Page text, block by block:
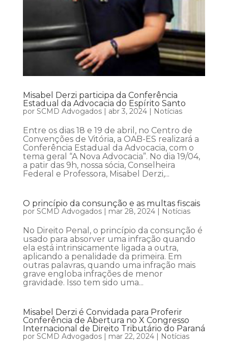
Misabel Derzi participa da Conferência
Estadual da Advocacia do Espírito Santo
por SCMD Advogados| abr 3, 2024| Notícias
Entre os dias 18 e 19 de abril, no Centro de
Convenções de Vitória, a OAB-ES realizará a
Conferência Estadual da Advocacia, com o
tema geral “A Nova Advocacia”. No dia 19/04,
a patir das 9h, nossa sócia, Conselheira
Federal e Professora, Misabel Derzi,...
O princípio da consunção e as multas fiscais
por SCMD Advogados| mar 28, 2024| Notícias
No Direito Penal, o princípio da consunção é
usado para absorver uma infração quando
ela está intrinsicamente ligada a outra,
aplicando a penalidade da primeira. Em
outras palavras, quando uma infração mais
grave engloba infrações de menor
gravidade. Isso tem sido uma...
Misabel Derzi é Convidada para Proferir
Conferência de Abertura no X Congresso
Internacional de Direito Tributário do Paraná
por SCMD Advogados| mar 22, 2024| Notícias